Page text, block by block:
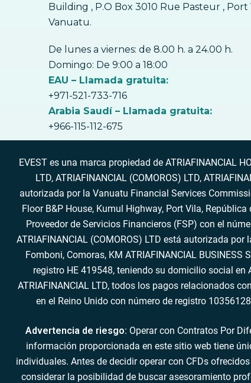
Building , P.O Box 3010 Rue Pasteur , Port
Vanuatu.
De lunes a viernes: de 8.00 h. a 24.00 h.
Domingo: De 9:00 a 18:00
EAU – Llamada gratuita:
+971-521-733-716
Arabia Saudí – Llamada gratuita:
+966-115-112-675
EVEST es una marca propiedad de ATRIAFINANCIAL
LTD, ATRIAFINANCIAL (COMOROS) LTD,
autorizada por la Vanuatu Financial Services
Floor B&P House, Kumul Highway, Port Vila,
Proveedor de Servicios Financieros (FSP) con el
ATRIAFINANCIAL (COMOROS) LTD está autorizada
Fomboni, Comoras, KM ATRIAFINANCIAL
registro HE 419548, teniendo su domicilio social en
ATRIAFINANCIAL LTD, todos los pagos relacionados
en el Reino Unido con número de registro
Advertencia de riesgo: Operar con Contratos Por
información proporcionada en este sitio web tiene
individuales. Antes de decidir operar con CFDs
considerar la posibilidad de buscar asesoramiento